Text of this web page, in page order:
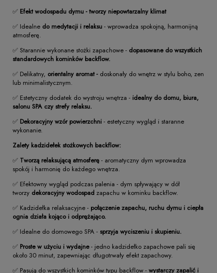
✅ Efekt wodospadu dymu - tworzy niepowtarzalny klimat
✅ Idealne do medytacji i relaksu - wprowadza spokojną, harmonijną
atmosferę.
✅ Starannie wykonane stożki zapachowe - dopasowane do wszystkich
standardowych kominków backflow.
✅ Delikatny, orientalny aromat -doskonały do wnętrz w stylu boho, zen
lub minimalistycznym.
✅ Estetyczny dodatek do wystroju wnętrza - idealny do domu, biura,
salonu SPA czy strefy relaksu.
✅ Dekoracyjny wzór powierzchni - estetyczny wygląd i staranne
wykonanie.
Zalety kadzidełek stożkowych backflow:
✅ Tworzą relaksującą atmosferę - aromatyczny dym wprowadza
spokój i harmonię do każdego wnętrza.
✅ Efektowny wygląd podczas palenia - dym spływający w dół
tworzy dekoracyjny wodospad zapachu w kominku backflow.
✅ Kadzidełka relaksacyjne - połączenie zapachu, ruchu dymu i ciepła
ognia działa kojąco i odprężająco.
✅ Idealne do domowego SPA - sprzyja wyciszeniu i skupieniu.
✅ Proste w użyciu i wydajne- jedno kadzidełko zapachowe pali się
około 30 minut, zapewniając długotrwały efekt zapachowy.
✅ Pasują do wszystkich kominków typu backflow - wystarczy zapalić i